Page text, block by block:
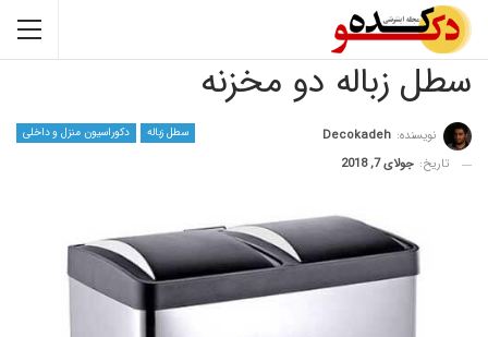
دو مخزنه
دکوراسیون منزل و داخلی
Decokadeh
جولای 7, 2018